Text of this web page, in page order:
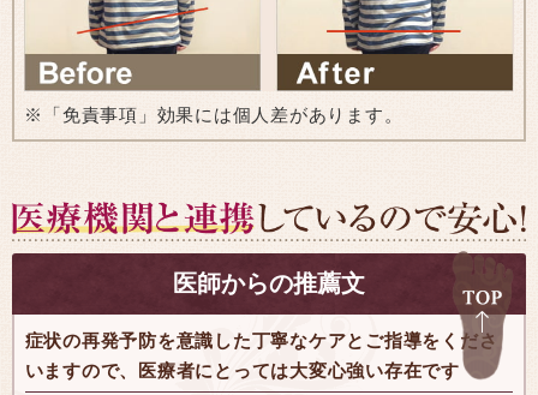
※「免責事項」効果には個人差があります。
医師からの推薦文
症状の再発予防を意識した丁寧なケアとご指導をくださ
いますので、医療者にとっては大変心強い存在です